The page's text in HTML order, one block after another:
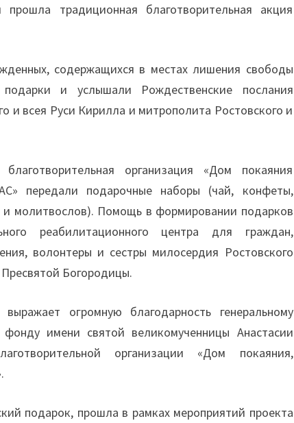
традиционная благотворительная акция
содержащихся в местах лишения свободы
и услышали Рождественские послания
и всея Руси Кирилла и митрополита Ростовского и
организация «Дом покаяния
передали подарочные наборы (чай, конфеты,
и молитвослов). Помощь в формировании подарков
реабилитационного центра для граждан,
волонтеры и сестры милосердия Ростовского
Богородицы.
огромную благодарность генеральному
имени святой великомученницы Анастасии
организации «Дом покаяния,
подарок, прошла в рамках мероприятий проекта